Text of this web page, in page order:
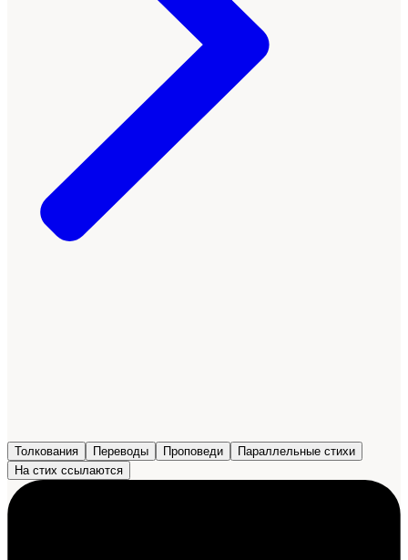
Толкования Переводы Проповеди
Параллельные стихи
На стих ссылаются